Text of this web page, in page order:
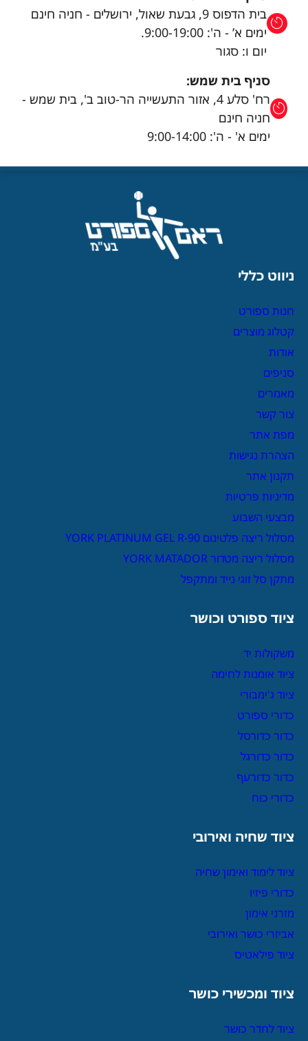
בית הדפוס 9, גבעת שאול, ירושלים - חניה חינם
ימים א’ - ה': 9:00-19:00.
יום ו: סגור
סניף בית שמש:
רח' סלע 4, אזור התעשייה הר-טוב ב', בית שמש -
חניה חינם
ימים א' - ה': 9:00-14:00
ניווט כללי
חנות ספורט
קטלוג מוצרים
אודות
סניפים
מאמרים
צור קשר
מפת אתר
הצהרת נגישות
תקנון אתר
מדיניות פרטיות
מבצעי השבוע
מסלול ריצה פלטינום YORK PLATINUM GEL R-90
מסלול ריצה מטדור YORK MATADOR
מתקן סל זוגי נייד ומתקפל
ציוד ספורט וכושר
משקולות יד
ציוד אומנות לחימה
ציוד ג'ימבורי
כדורי ספורט
כדור כדורסל
כדור כדורגל
כדור כדורעף
כדורי כוח
ציוד שחיה ואירובי
ציוד לימוד ואימון שחיה
כדורי פיזיו
מזרני אימון
אביזרי כושר ואירובי
ציוד פילאטיס
ציוד ומכשירי כושר
ציוד לחדר כושר